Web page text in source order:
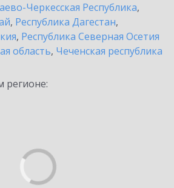
Черкесская Республика,
, Республика Дагестан,
, Республика Северная Осетия
область, Чеченская республика
регионе: